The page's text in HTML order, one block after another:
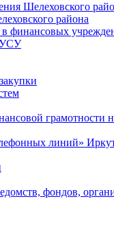
Шелеховского
района
финансовых
грамотности
линий»
фондов,